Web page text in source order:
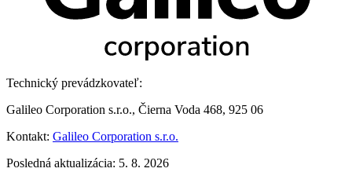
Technický prevádzkovateľ:
Galileo Corporation s.r.o., Čierna Voda 468, 925 06
Kontakt: Galileo Corporation s.r.o.
Posledná aktualizácia: 5. 8. 2026